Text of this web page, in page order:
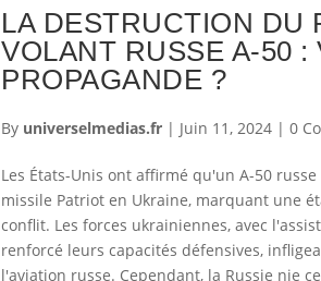
LA DESTRUCTION DU
VOLANT RUSSE A-50 :
PROPAGANDE ?
By universelmedias.fr | Juin 11, 2024 |0
Les États-Unis ont affirmé qu'un A-50
missile Patriot en Ukraine, marquant une
conflit. Les forces ukrainiennes, avec
renforcé leurs capacités défensives,
l'aviation russe. Cependant, la Russie nie